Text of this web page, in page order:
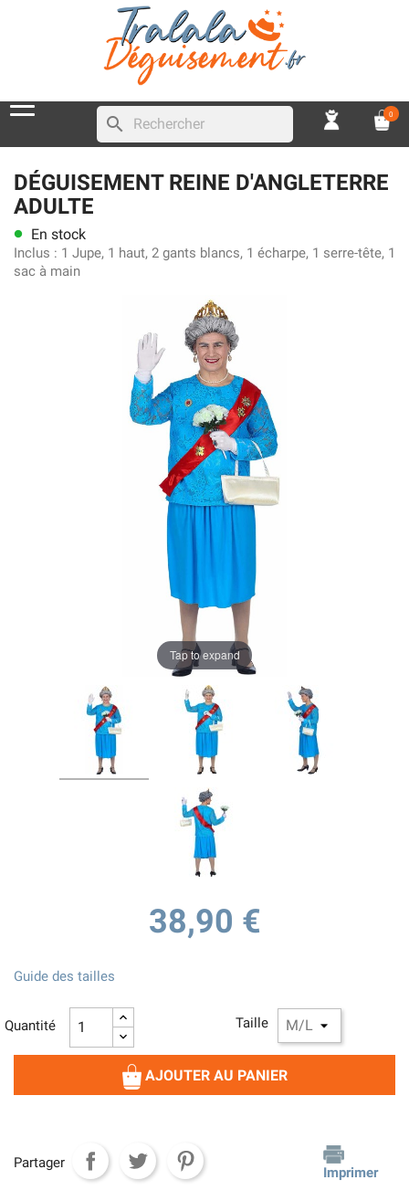
search 0
DÉGUISEMENT REINE D'ANGLETERRE
ADULTE
lens En stock
Inclus : 1 Jupe, 1 haut, 2 gants blancs, 1 écharpe, 1 serre-tête, 1
sac à main
Tap to expand
38,90 €
Taille
Guide des tailles
Quantité
AJOUTER AU PANIER
Partager
Imprimer